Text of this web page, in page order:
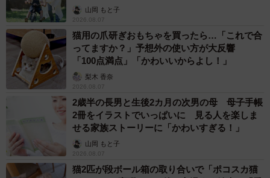
へんが…
山岡 もと子
2026.08.07
猫用の爪研ぎおもちゃを買ったら…「これで合
ってますか？」予想外の使い方が大反響
「100点満点」「かわいいからよし！」
梨木 香奈
2026.08.07
2歳半の長男と生後2カ月の次男の母 母子手帳
2冊をイラストでいっぱいに 見る人を楽しま
せる家族ストーリーに「かわいすぎる！」
山岡 もと子
2026.08.07
猫2匹が段ボール箱の取り合いで「ポコスカ猫